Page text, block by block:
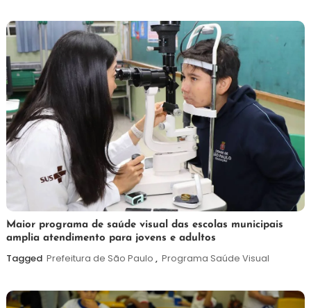
7
de
agosto
Maurilio
Maior programa de saúde visual das escolas municipais
amplia atendimento para jovens e adultos
Tagged Prefeitura de São Paulo , Programa Saúde Visual